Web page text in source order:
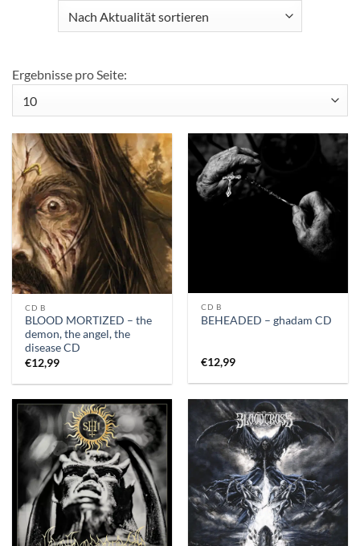
Ergebnisse pro Seite:
CD B
BLOOD MORTIZED – the
demon, the angel, the
disease CD
€12,99
CD B
BEHEADED – ghadam CD
€12,99